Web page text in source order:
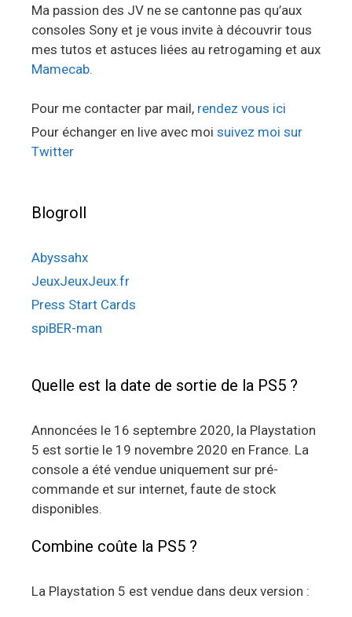
Ma passion des JV ne se cantonne pas qu’aux
consoles Sony et je vous invite à découvrir tous
mes tutos et astuces liées au retrogaming et aux
Mamecab.
Pour me contacter par mail, rendez vous ici
Pour échanger en live avec moi suivez moi sur
Twitter
Blogroll
Abyssahx
JeuxJeuxJeux.fr
Press Start Cards
spiBER-man
Quelle est la date de sortie de la PS5 ?
Annoncées le 16 septembre 2020, la Playstation
5 est sortie le 19 novembre 2020 en France. La
console a été vendue uniquement sur pré-
commande et sur internet, faute de stock
disponibles.
Combine coûte la PS5 ?
La Playstation 5 est vendue dans deux version :